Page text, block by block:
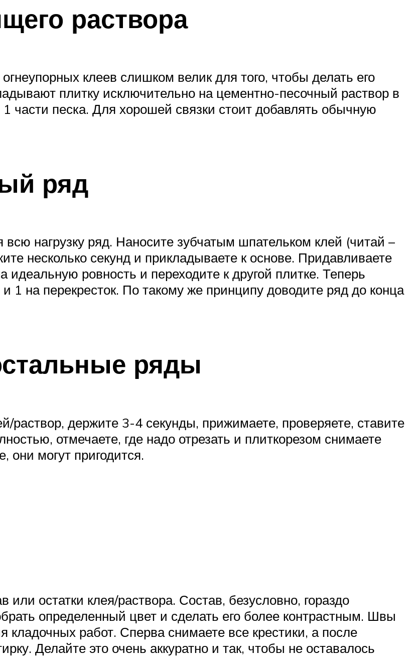
раствора
клеев слишком велик для того, чтобы делать его
плитку исключительно на цементно-песочный раствор в
части песка. Для хорошей связки стоит добавлять обычную
ряд
нагрузку ряд. Наносите зубчатым шпательком клей (читай –
несколько секунд и прикладываете к основе. Придавливаете
идеальную ровность и переходите к другой плитке. Теперь
1 на перекресток. По такому же принципу доводите ряд до конца
ряды
раствор, держите 3-4 секунды, прижимаете, проверяете, ставите
отмечаете, где надо отрезать и плиткорезом снимаете
они могут пригодится.
остатки клея/раствора. Состав, безусловно, гораздо
определенный цвет и сделать его более контрастным. Швы
кладочных работ. Сперва снимаете все крестики, а после
Делайте это очень аккуратно и так, чтобы не оставалось